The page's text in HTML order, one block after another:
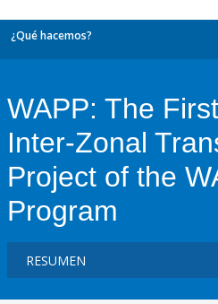
¿Qué hacemos?
WAPP: The
Inter-Zonal
Project of the
Program